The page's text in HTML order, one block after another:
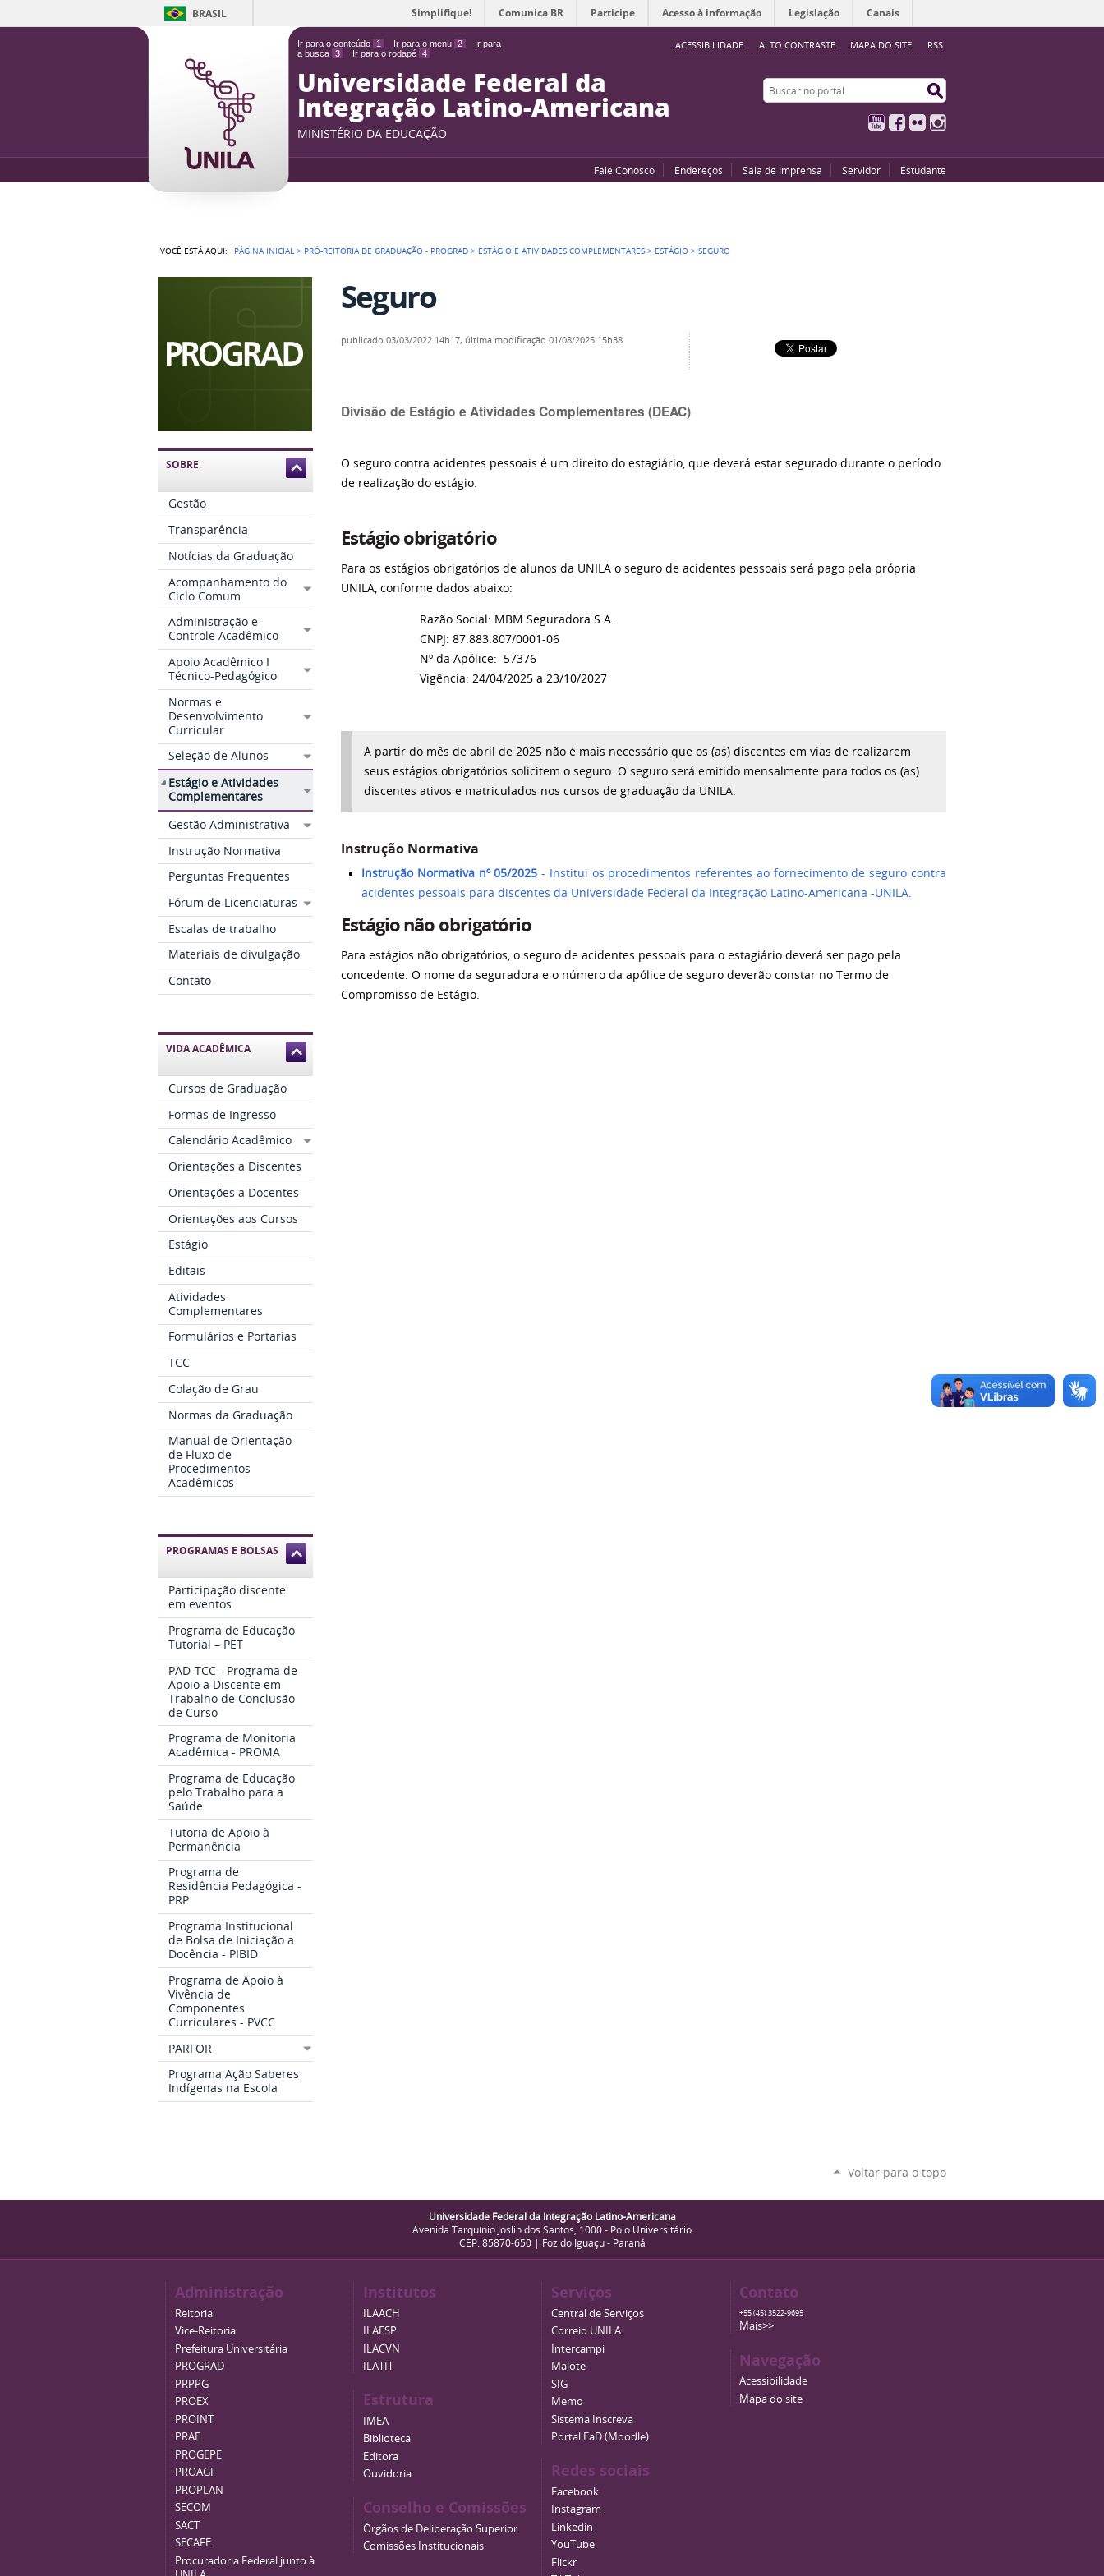
Ir para o conteúdo 1 Ir para o menu 2
Ir para
a busca 3 Ir para o rodapé 4
ACESSIBILIDADE ALTO CONTRASTE MAPA DO SITE RSS
BRASIL Simplifique! Comunica BR Participe Acesso à informação Legislação Canais
Universidade Federal da
Integração Latino-Americana
MINISTÉRIO DA EDUCAÇÃO
Buscar no portal
YouTubeFacebook
Flickr
Fale Conosco Endereços Sala de Imprensa Servidor Estudante
VOCÊ ESTÁ AQUI: PÁGINA INICIAL > PRÓ-REITORIA DE GRADUAÇÃO - PROGRAD > ESTÁGIO E ATIVIDADES COMPLEMENTARES > ESTÁGIO >SEGURO
SOBRE
Gestão
Transparência
Notícias da Graduação
Acompanhamento do
Ciclo Comum
Administração e
Controle Acadêmico
Apoio Acadêmico I
Técnico-Pedagógico
Normas e
Desenvolvimento
Curricular
Seleção de Alunos
Estágio e Atividades
Complementares
Gestão Administrativa
Instrução Normativa
Perguntas Frequentes
Fórum de Licenciaturas
Escalas de trabalho
Materiais de divulgação
Contato
VIDA ACADÊMICA
Cursos de Graduação
Formas de Ingresso
Calendário Acadêmico
Orientações a Discentes
Orientações a Docentes
Orientações aos Cursos
Estágio
Editais
Atividades
Complementares
Formulários e Portarias
TCC
Colação de Grau
Normas da Graduação
Manual de Orientação
de Fluxo de
Procedimentos
Acadêmicos
PROGRAMAS E BOLSAS
Participação discente
em eventos
Programa de Educação
Tutorial – PET
PAD-TCC - Programa de
Apoio a Discente em
Trabalho de Conclusão
de Curso
Programa de Monitoria
Acadêmica - PROMA
Programa de Educação
pelo Trabalho para a
Saúde
Tutoria de Apoio à
Permanência
Programa de
Residência Pedagógica -
PRP
Programa Institucional
de Bolsa de Iniciação a
Docência - PIBID
Programa de Apoio à
Vivência de
Componentes
Curriculares - PVCC
PARFOR
Programa Ação Saberes
Indígenas na Escola
Seguro
publicado 03/03/2022 14h17, última modificação 01/08/2025 15h38
Divisão de Estágio e Atividades Complementares (DEAC)
O seguro contra acidentes pessoais é um direito do estagiário, que deverá estar segurado durante o período
de realização do estágio.
Estágio obrigatório
Para os estágios obrigatórios de alunos da UNILA o seguro de acidentes pessoais será pago pela própria
UNILA, conforme dados abaixo:
Razão Social: MBM Seguradora S.A.
CNPJ: 87.883.807/0001-06
Nº da Apólice: 57376
Vigência: 24/04/2025 a 23/10/2027
A partir do mês de abril de 2025 não é mais necessário que os (as) discentes em vias de realizarem
seus estágios obrigatórios solicitem o seguro. O seguro será emitido mensalmente para todos os (as)
discentes ativos e matriculados nos cursos de graduação da UNILA.
Instrução Normativa
Instrução Normativa nº 05/2025 - Institui os procedimentos referentes ao fornecimento de seguro contra
acidentes pessoais para discentes da Universidade Federal da Integração Latino-Americana -UNILA.
Estágio não obrigatório
Para estágios não obrigatórios, o seguro de acidentes pessoais para o estagiário deverá ser pago pela
concedente. O nome da seguradora e o número da apólice de seguro deverão constar no Termo de
Compromisso de Estágio.
Voltar para o topo
Universidade Federal da Integração Latino-Americana
Avenida Tarquínio Joslin dos Santos, 1000 - Polo Universitário
CEP: 85870-650 | Foz do Iguaçu - Paraná
Administração
Reitoria
Vice-Reitoria
Prefeitura Universitária
PROGRAD
PRPPG
PROEX
PROINT
PRAE
PROGEPE
PROAGI
PROPLAN
SECOM
SACT
SECAFE
Procuradoria Federal junto à
Institutos
ILAACH
ILAESP
ILACVN
ILATIT
Estrutura
IMEA
Biblioteca
Editora
Ouvidoria
Conselho e Comissões
Órgãos de Deliberação Superior
Comissões Institucionais
Serviços
Central de Serviços
Correio UNILA
Intercampi
Malote
SIG
Memo
Sistema Inscreva
Portal EaD (Moodle)
Redes sociais
Facebook
Instagram
Linkedin
YouTube
Flickr
Contato
+55 (45) 3522-9695
Mais>>
Navegação
Acessibilidade
Mapa do site